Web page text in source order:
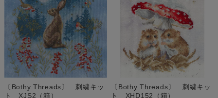
〔Bothy Threads〕 刺繍キッ
ト XJS2（箱）
〔Bothy Threads〕 刺繍キッ
ト XHD152（箱）